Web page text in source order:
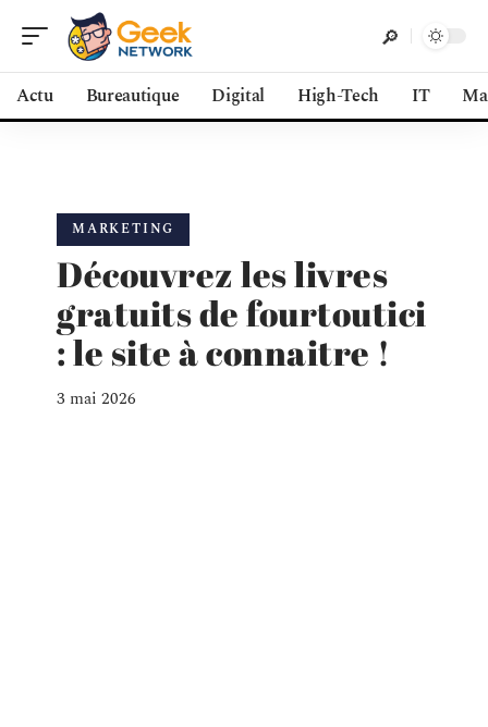
Actu Bureautique Digital High-Tech IT
MARKETING
Découvrez les livres
gratuits de fourtoutici
: le site à connaitre !
3 mai 2026